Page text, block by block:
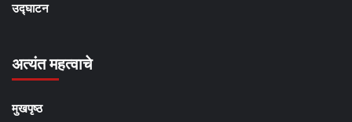
उद्घाटन
अत्यंत महत्वाचे
मुखपृष्ठ